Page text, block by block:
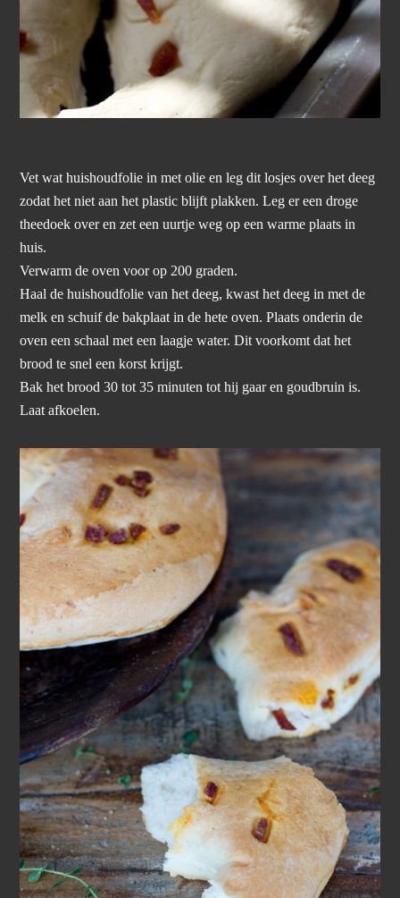
Vet wat huishoudfolie in met olie en leg dit losjes over het deeg
zodat het niet aan het plastic blijft plakken. Leg er een droge
theedoek over en zet een uurtje weg op een warme plaats in
huis.
Verwarm de oven voor op 200 graden.
Haal de huishoudfolie van het deeg, kwast het deeg in met de
melk en schuif de bakplaat in de hete oven. Plaats onderin de
oven een schaal met een laagje water. Dit voorkomt dat het
brood te snel een korst krijgt.
Bak het brood 30 tot 35 minuten tot hij gaar en goudbruin is.
Laat afkoelen.